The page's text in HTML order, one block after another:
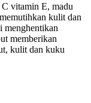
vitamin E, madu
kulit dan
menghentikan
memberikan
kulit dan kuku